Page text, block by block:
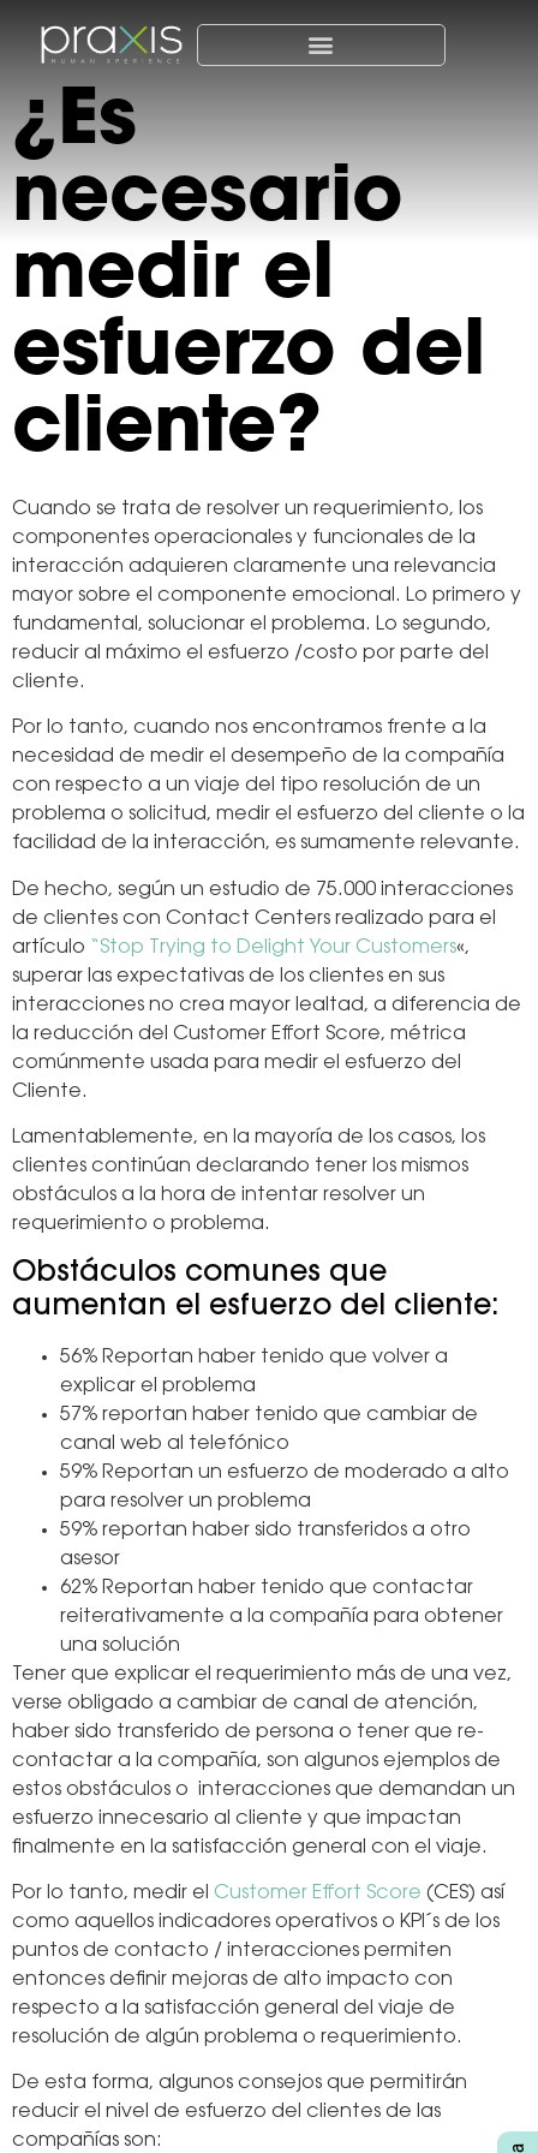
¿Es
necesario
medir el
esfuerzo del
cliente?
Cuando se trata de resolver un requerimiento, los
componentes operacionales y funcionales de la
interacción adquieren claramente una relevancia
mayor sobre el componente emocional. Lo primero y
fundamental, solucionar el problema. Lo segundo,
reducir al máximo el esfuerzo /costo por parte del
cliente.
Por lo tanto, cuando nos encontramos frente a la
necesidad de medir el desempeño de la compañía
con respecto a un viaje del tipo resolución de un
problema o solicitud, medir el esfuerzo del cliente o la
facilidad de la interacción, es sumamente relevante.
De hecho, según un estudio de 75.000 interacciones
de clientes con Contact Centers realizado para el
artículo “Stop Trying to Delight Your Customers«,
superar las expectativas de los clientes en sus
interacciones no crea mayor lealtad, a diferencia de
la reducción del Customer Effort Score, métrica
comúnmente usada para medir el esfuerzo del
Cliente.
Lamentablemente, en la mayoría de los casos, los
clientes continúan declarando tener los mismos
obstáculos a la hora de intentar resolver un
requerimiento o problema.
Obstáculos comunes que
aumentan el esfuerzo del cliente:
56% Reportan haber tenido que volver a
explicar el problema
57% reportan haber tenido que cambiar de
canal web al telefónico
59% Reportan un esfuerzo de moderado a alto
para resolver un problema
59% reportan haber sido transferidos a otro
asesor
62% Reportan haber tenido que contactar
reiterativamente a la compañía para obtener
una solución
Tener que explicar el requerimiento más de una vez,
verse obligado a cambiar de canal de atención,
haber sido transferido de persona o tener que re-
contactar a la compañía, son algunos ejemplos de
estos obstáculos o interacciones que demandan un
esfuerzo innecesario al cliente y que impactan
finalmente en la satisfacción general con el viaje.
Por lo tanto, medir el Customer Effort Score (CES) así
como aquellos indicadores operativos o KPI´s de los
puntos de contacto / interacciones permiten
entonces definir mejoras de alto impacto con
respecto a la satisfacción general del viaje de
resolución de algún problema o requerimiento.
De esta forma, algunos consejos que permitirán
reducir el nivel de esfuerzo del clientes de las
compañías son: